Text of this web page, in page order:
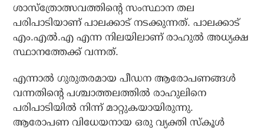
ശാസ്‌ത്രോത്സവത്തിന്റെ സംസ്ഥാന തല
പരിപാടിയാണ് പാലക്കാട് നടക്കുന്നത്. പാലക്കാട്
എം.എല്‍.എ എന്ന നിലയിലാണ് രാഹുല്‍ അധ്യക്ഷ
സ്ഥാനത്തേക്ക് വന്നത്.
എന്നാല്‍ ഗുരുതരമായ പീഡന ആരോപണങ്ങള്‍
വന്നതിന്റെ പശ്ചാത്തലത്തില്‍ രാഹുലിനെ
പരിപാടിയില്‍ നിന്ന് മാറ്റുകയായിരുന്നു.
ആരോപണ വിധേയനായ ഒരു വ്യക്തി സ്‌കൂള്‍